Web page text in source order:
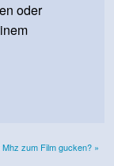
oder
zum Film gucken? »